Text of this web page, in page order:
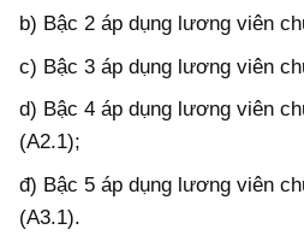
b) Bậc 2 áp dụng lương viên
c) Bậc 3 áp dụng lương viên
d) Bậc 4 áp dụng lương viên
(A2.1);
đ) Bậc 5 áp dụng lương viên
(A3.1).